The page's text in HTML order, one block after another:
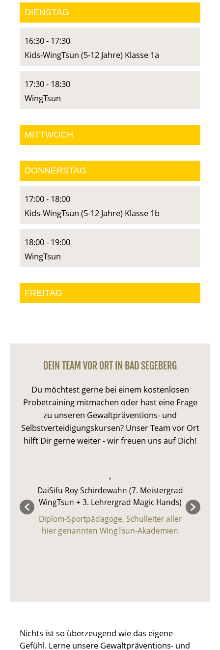
DIENSTAG
16:30- 17:30
Kids-WingTsun (5-12 Jahre) Klasse 1a
17:30- 18:30
WingTsun
MITTWOCH
DONNERSTAG
17:00- 18:00
Kids-WingTsun (5-12 Jahre) Klasse 1b
18:00- 19:00
WingTsun
FREITAG
BAD SEGEBERG
Bad
DaiSifu Roy Schirdewahn (7. Meistergrad
WingTsun + 3. Lehrergrad Magic Hands)
Diplom-Sportpädagoge, Schulleiter aller
hier genannten WingTsun-Akademien
Nichts ist so überzeugend wie das eigene
Gefühl. Lerne unsere Gewaltpräventions- und